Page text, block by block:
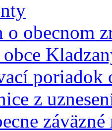
o obecnom
obce
poriadok
z